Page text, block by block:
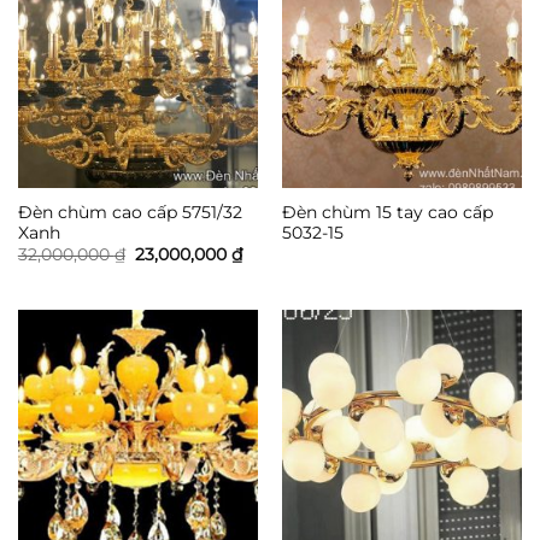
Đèn chùm cao cấp 5751/32
Xanh
32,000,000₫ Giá
gốc
23,000,000 ₫Giá
hiện
23,000,000 ₫.
Đèn chùm 15 tay cao cấp
5032-15